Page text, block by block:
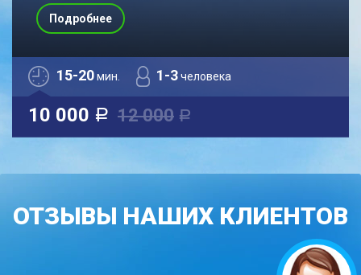
15-20мин. 1-3человека
10 000 a 12 000 a
Подробнее
ОТЗЫВЫ НАШИХ КЛИЕНТОВ